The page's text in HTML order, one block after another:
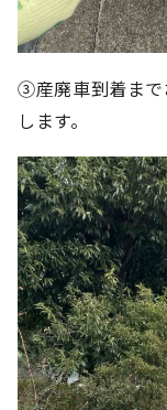
③産廃車到着まで
します。